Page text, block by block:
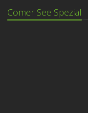
Comer See Spezial